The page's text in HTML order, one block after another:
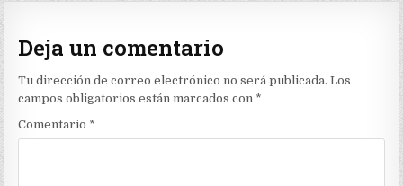
Deja un comentario
Tu dirección de correo electrónico no será publicada. Los
campos obligatorios están marcados con *
Comentario *